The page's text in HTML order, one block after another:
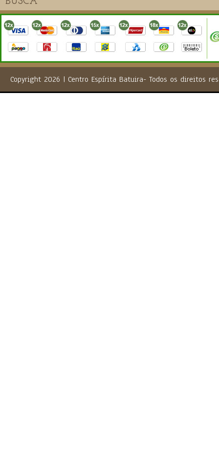
Copyright 2026 | Centro Espírita Batuira- Todos os